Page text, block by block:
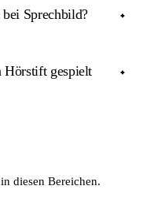
Die Bedienung
Sprechbild?
klassifiziert, was
für
Konsumprodukt.
Hörstift gespielt
oder
Plattform
diesen Bereichen.